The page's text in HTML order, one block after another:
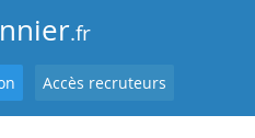
.fr
Accès recruteurs